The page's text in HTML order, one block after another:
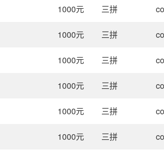
1000元 三拼
1000元 三拼
1000元 三拼
1000元 三拼
1000元 三拼
1000元 三拼